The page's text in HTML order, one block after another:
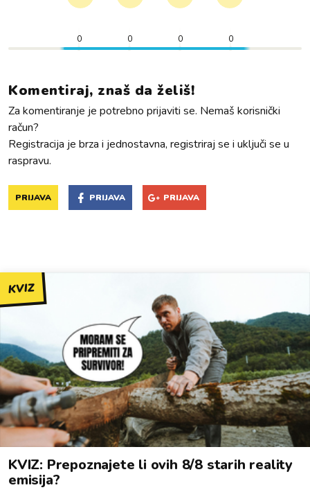
0 0 0 0
Komentiraj, znaš da želiš!
Za komentiranje je potrebno prijaviti se. Nemaš korisnički
račun?
Registracija je brza i jednostavna, registriraj se i uključi se u
raspravu.
PRIJAVA PRIJAVA PRIJAVA
KVIZ
KVIZ: Prepoznajete li ovih 8/8 starih reality
emisija?